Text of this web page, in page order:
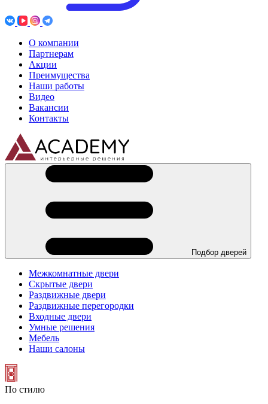
О компании
Партнерам
Акции
Преимущества
Наши работы
Видео
Вакансии
Контакты
Подбор дверей
Межкомнатные двери
Скрытые двери
Раздвижные двери
Раздвижные перегородки
Входные двери
Умные решения
Мебель
Наши салоны
По стилю